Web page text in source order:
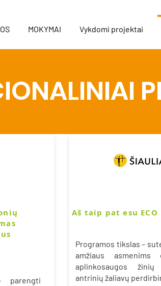
MOKYMAI Vykdomi projektai
Aš taip pat esu ECO
Programos tikslas –
amžiaus asmenims
aplinkosaugos
antrinių žaliavų